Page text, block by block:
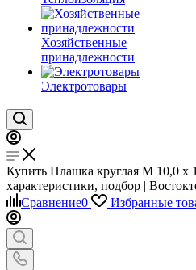
Хозяйственные
принадлежности
Электротовары
Купить Плашка круглая М 10,0 х
характеристики, подбор |
Сравнение0 Избранные